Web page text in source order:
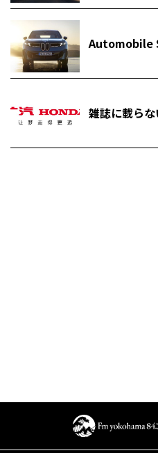
Automobile
雑誌に載ら